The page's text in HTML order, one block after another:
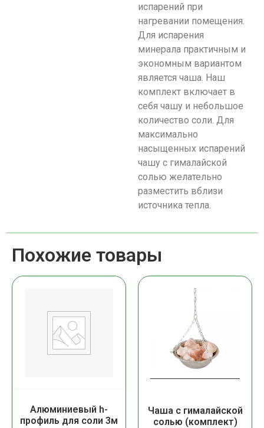
испарений при
нагревании помещения.
Для испарения
минерала практичным и
экономным вариантом
является чаша. Наш
комплект включает в
себя чашу и небольшое
количество соли. Для
максимально
насыщенных испарений
чашу с гималайской
солью желательно
разместить вблизи
источника тепла.
Похожие товары
Алюминиевый h-
профиль для соли 3м
Чаша с гималайской
солью (комплект)